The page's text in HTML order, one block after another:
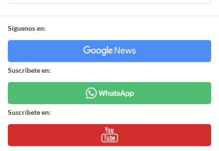
Síguenos en:
Suscríbete en:
Suscríbete en: